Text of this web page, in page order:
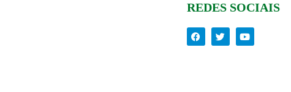
REDES SOCIAIS